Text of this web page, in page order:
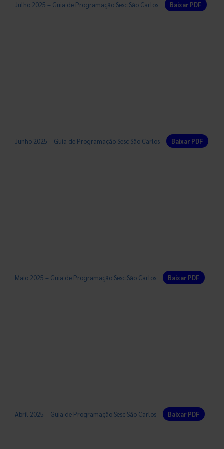
Julho 2025 – Guia de Programação Sesc São Carlos Baixar PDF
Junho 2025 – Guia de Programação Sesc São Carlos Baixar PDF
Maio 2025 – Guia de Programação Sesc São Carlos Baixar PDF
Abril 2025 – Guia de Programação Sesc São Carlos Baixar PDF